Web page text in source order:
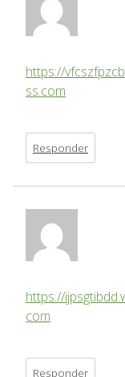
https://
ss.com
Responder
https://
com
Responder